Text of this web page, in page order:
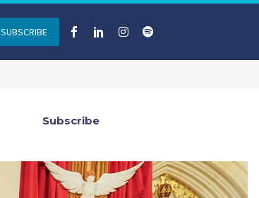
SUBSCRIBE
Subscribe